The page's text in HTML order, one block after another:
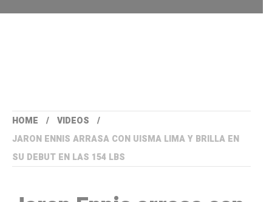
HOME
VIDEOS
JARON ENNIS ARRASA CON UISMA LIMA Y BRILLA EN
SU DEBUT EN LAS 154 LBS